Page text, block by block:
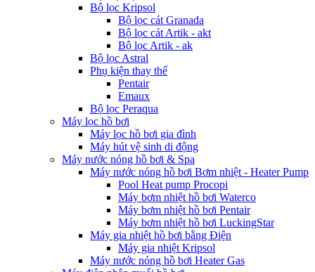
Bộ lọc Kripsol
Bộ lọc cát Granada
Bộ lọc cát Artik - akt
Bộ lọc Artik - ak
Bộ lọc Astral
Phụ kiện thay thế
Pentair
Emaux
Bộ lọc Peraqua
Máy lọc hồ bơi
Máy lọc hồ bơi gia đình
Máy hút vệ sinh di động
Máy nước nóng hồ bơi & Spa
Máy nước nóng hồ bơi Bơm nhiệt - Heater Pump
Pool Heat pump Procopi
Máy bơm nhiệt hồ bơi Waterco
Máy bơm nhiệt hồ bơi Pentair
Máy bơm nhiệt hồ bơi LuckingStar
Máy gia nhiệt hồ bơi bằng Điện
Máy gia nhiệt Kripsol
Máy nước nóng hồ bơi Heater Gas